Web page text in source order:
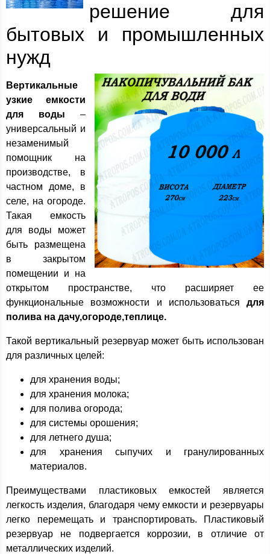
решение для
бытовых и промышленных
нужд
Вертикальные
узкие емкости
для воды –
универсальный и
незаменимый
помощник на
производстве, в
частном доме, в
селе, на огороде.
Такая емкость
для воды может
быть размещена
в закрытом
помещении и на
открытом пространстве, что расширяет ее
функциональные возможности и использоваться для
полива на дачу,огороде,теплице.
Такой вертикальный резервуар может быть использован
для различных целей:
для хранения воды;
для хранения молока;
для полива огорода;
для системы орошения;
для летнего душа;
для хранения сыпучих и гранулированных
материалов.
Преимуществами пластиковых емкостей является
легкость изделия, благодаря чему емкости и резервуары
легко перемещать и транспортировать. Пластиковый
резервуар не подвергается коррозии, в отличие от
металлических изделий.